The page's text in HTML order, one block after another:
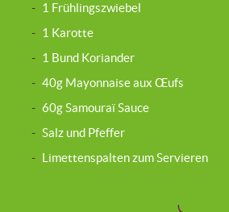
- 1 Frühlingszwiebel
- 1 Karotte
- 1 Bund Koriander
- 40g Mayonnaise aux Œufs
- 60g Samouraï Sauce
- Salz und Pfeffer
- Limettenspalten zum Servieren